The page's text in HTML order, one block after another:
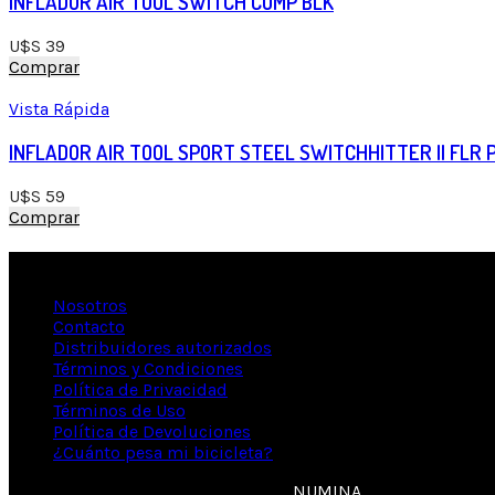
U$S 39
Comprar
Vista Rápida
INFLADOR AIR TOOL SPORT STEEL SWITCHHITTER II FLR
U$S 59
Comprar
Nosotros
Contacto
Distribuidores autorizados
Términos y Condiciones
Política de Privacidad
Términos de Uso
Política de Devoluciones
¿Cuánto pesa mi bicicleta?